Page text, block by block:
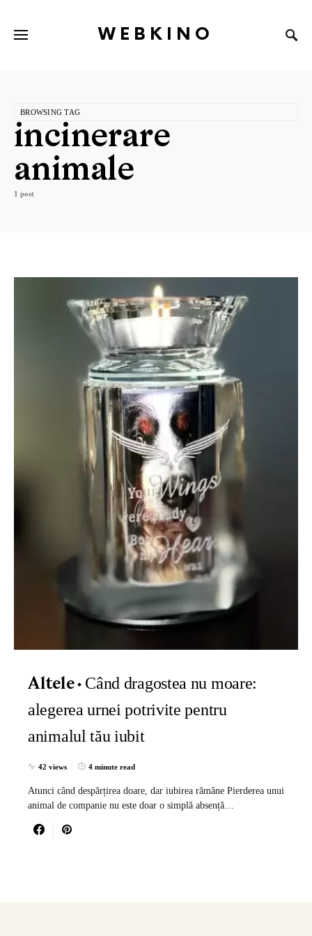
WEBKINO
BROWSING TAG
incinerare
animale
1 post
Altele
Când dragostea nu moare:
alegerea urnei potrivite pentru
animalul tău iubit
42 views 4 minute read
Atunci când despărțirea doare, dar iubirea rămâne Pierderea unui
animal de companie nu este doar o simplă absență…